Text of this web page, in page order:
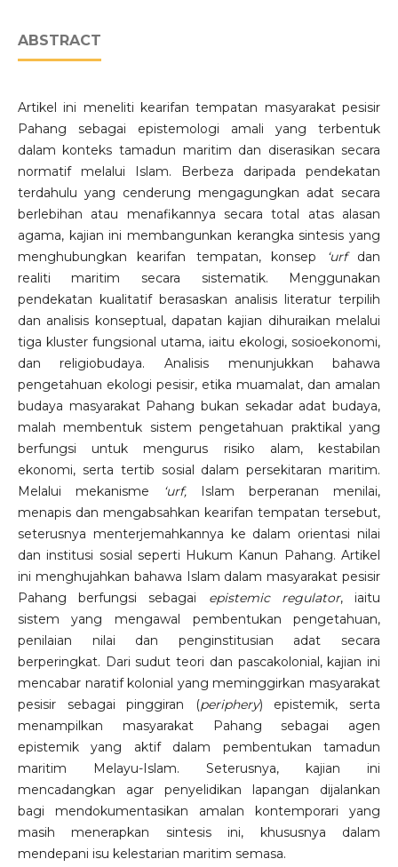
ABSTRACT
Artikel ini meneliti kearifan tempatan masyarakat pesisir
Pahang sebagai epistemologi amali yang terbentuk
dalam konteks tamadun maritim dan diserasikan secara
normatif melalui Islam. Berbeza daripada pendekatan
terdahulu yang cenderung mengagungkan adat secara
berlebihan atau menafikannya secara total atas alasan
agama, kajian ini membangunkan kerangka sintesis yang
menghubungkan kearifan tempatan, konsep
‘urf dan
realiti maritim secara sistematik. Menggunakan
pendekatan kualitatif berasaskan analisis literatur terpilih
dan analisis konseptual, dapatan kajian dihuraikan melalui
tiga kluster fungsional utama, iaitu ekologi, sosioekonomi,
dan religiobudaya. Analisis menunjukkan bahawa
pengetahuan ekologi pesisir, etika muamalat, dan amalan
budaya masyarakat Pahang bukan sekadar adat budaya,
malah membentuk sistem pengetahuan praktikal yang
berfungsi untuk mengurus risiko alam, kestabilan
ekonomi, serta tertib sosial dalam persekitaran maritim.
Melalui mekanisme
‘urf,
Islam berperanan menilai,
menapis dan mengabsahkan kearifan tempatan tersebut,
seterusnya menterjemahkannya ke dalam orientasi nilai
dan institusi sosial seperti Hukum Kanun Pahang. Artikel
ini menghujahkan bahawa Islam dalam masyarakat pesisir
Pahang berfungsi sebagai epistemic regulator, iaitu
sistem yang mengawal pembentukan pengetahuan,
penilaian nilai dan penginstitusian adat secara
berperingkat. Dari sudut teori dan pascakolonial, kajian ini
mencabar naratif kolonial yang meminggirkan masyarakat
pesisir sebagai pinggiran (periphery) epistemik, serta
menampilkan masyarakat Pahang sebagai agen
epistemik yang aktif dalam pembentukan tamadun
maritim Melayu-Islam. Seterusnya, kajian ini
mencadangkan agar penyelidikan lapangan dijalankan
bagi mendokumentasikan amalan kontemporari yang
masih menerapkan sintesis ini, khususnya dalam
mendepani isu kelestarian maritim semasa.